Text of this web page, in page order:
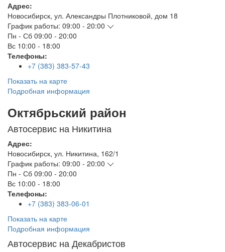
Адрес:
Новосибирск, ул. Александры Плотниковой, дом 18
График работы: 09:00 - 20:00
Пн - Сб 09:00 - 20:00
Вс 10:00 - 18:00
Телефоны:
+7 (383) 383-57-43
Показать на карте
Подробная информация
Октябрьский район
Автосервис на Никитина
Адрес:
Новосибирск, ул. Никитина, 162/1
График работы: 09:00 - 20:00
Пн - Сб 09:00 - 20:00
Вс 10:00 - 18:00
Телефоны:
+7 (383) 383-06-01
Показать на карте
Подробная информация
Автосервис на Декабристов